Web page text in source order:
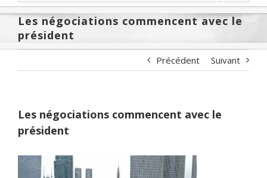
Les négociations commencent avec le
président
Précédent Suivant
Les négociations commencent avec le
président